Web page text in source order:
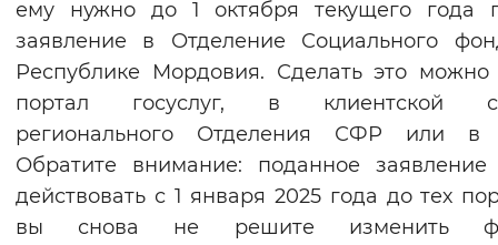
ему нужно до 1 октября текущего года
заявление в Отделение Социального
Республике Мордовия. Сделать это можно
портал госуслуг, в клиентской
регионального Отделения СФР или
Обратите внимание: поданное заявление
действовать с 1 января 2025 года до тех
вы снова не решите изменить